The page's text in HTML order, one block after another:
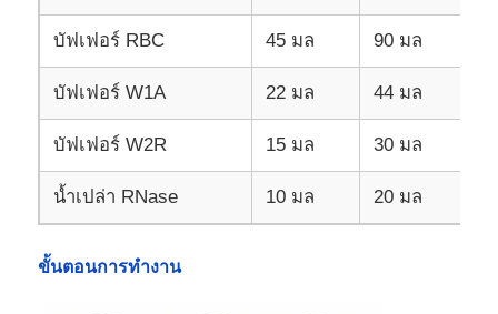
บัฟเฟอร์ RBC 45 มล 90 มล
บัฟเฟอร์ W1A 22 มล 44 มล
บัฟเฟอร์ W2R 15 มล 30 มล
น้ำเปล่า RNase 10 มล 20 มล
ขั้นตอนการทำงาน